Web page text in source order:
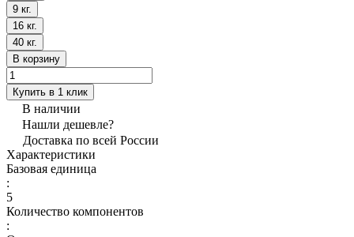
9 кг.
16 кг.
40 кг.
В корзину
Купить в 1 клик
В наличии
Нашли дешевле?
Доставка по всей России
Характеристики
Базовая единица
:
5
Количество компонентов
: